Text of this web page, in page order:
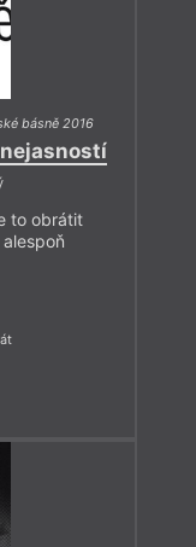
básně 2016
to obrátit